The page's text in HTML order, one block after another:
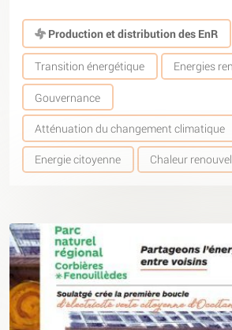
Production et distribution des EnR
Transition énergétique Energies
Gouvernance
Atténuation du changement climatique
Energie citoyenne Chaleur